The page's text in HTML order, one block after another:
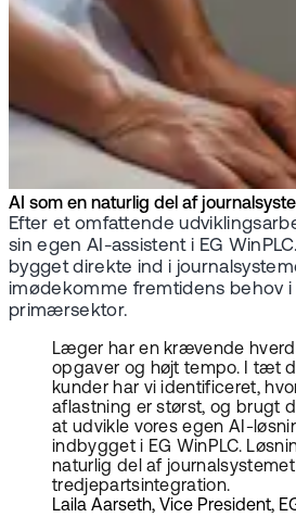
AI som en naturlig del af
Efter et omfattende
sin egen AI-assistent i EG
bygget direkte ind i
imødekomme fremtidens behov i
primærsektor.
Læger har en krævende
opgaver og højt tempo. I tæt
kunder har vi identificeret,
aflastning er størst, og brugt
at udvikle vores egen AI-
indbygget i EG WinPLC.
naturlig del af
tredjepartsintegration.
Laila Aarseth, Vice President,